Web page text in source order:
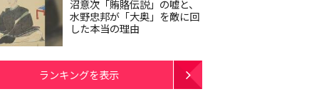
沼意次「賄賂伝説」の嘘と、
水野忠邦が「大奥」を敵に回
した本当の理由
ランキングを表示